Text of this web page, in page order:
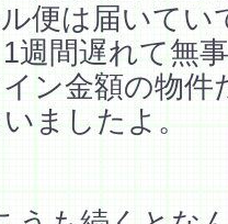
便は届いてい
週間遅れて無
ン金額の物
ましたよ。